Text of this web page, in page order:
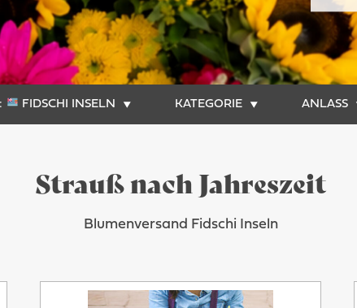
FIDSCHI INSELN KATEGORIE ANLASS
Strauß nach Jahreszeit
Blumenversand Fidschi Inseln